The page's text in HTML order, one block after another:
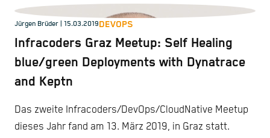
Jürgen Brüder | 15.03.2019DEVOPS
Infracoders Graz Meetup: Self Healing
blue/green Deployments with Dynatrace
and Keptn
Das zweite Infracoders/DevOps/CloudNative Meetup
dieses Jahr fand am 13. März 2019, in Graz statt.